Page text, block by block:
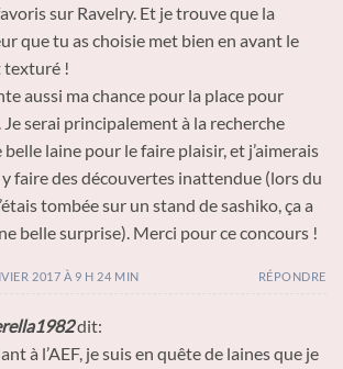
sur Ravelry. Et je trouve que la
que tu as choisie met bien en avant le
texturé !
aussi ma chance pour la place pour
Je serai principalement à la recherche
belle laine pour le faire plaisir, et j’aimerais
y faire des découvertes inattendue (lors du
tombée sur un stand de sashiko, ça a
belle surprise). Merci pour ce concours !
2017 À 9 H 24 MIN RÉPONDRE
dit:
à l’AEF, je suis en quête de laines que je